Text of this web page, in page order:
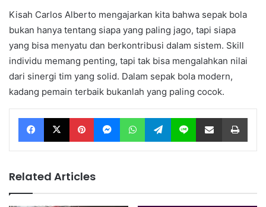
Kisah Carlos Alberto mengajarkan kita bahwa sepak bola
bukan hanya tentang siapa yang paling jago, tapi siapa
yang bisa menyatu dan berkontribusi dalam sistem. Skill
individu memang penting, tapi tak bisa mengalahkan nilai
dari sinergi tim yang solid. Dalam sepak bola modern,
kadang pemain terbaik bukanlah yang paling cocok.
Facebook X Pinterest Messenger WhatsApp Telegram Line Share via Email
Related Articles